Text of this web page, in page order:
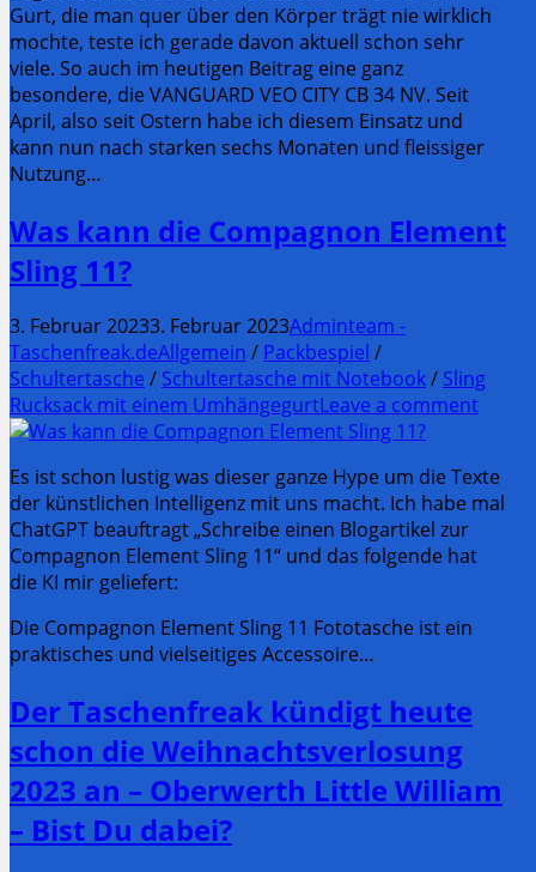
Gurt, die man quer über den Körper trägt nie wirklich
mochte, teste ich gerade davon aktuell schon sehr
viele. So auch im heutigen Beitrag eine ganz
besondere, die VANGUARD VEO CITY CB 34 NV. Seit
April, also seit Ostern habe ich diesem Einsatz und
kann nun nach starken sechs Monaten und fleissiger
Nutzung…
Was kann die Compagnon Element
Sling 11?
3. Februar 20233. Februar 2023Adminteam -
Taschenfreak.deAllgemein / Packbespiel /
Schultertasche / Schultertasche mit Notebook/ Sling
Rucksack mit einem UmhängegurtLeave a comment
Es ist schon lustig was dieser ganze Hype um die Texte
der künstlichen Intelligenz mit uns macht. Ich habe mal
ChatGPT beauftragt „Schreibe einen Blogartikel zur
Compagnon Element Sling 11“ und das folgende hat
die KI mir geliefert:
Die Compagnon Element Sling 11 Fototasche ist ein
praktisches und vielseitiges Accessoire…
Der Taschenfreak kündigt heute
schon die Weihnachtsverlosung
2023 an – Oberwerth Little William
– Bist Du dabei?